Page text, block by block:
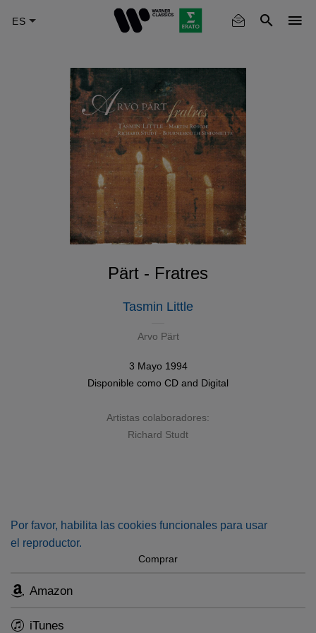
Pärt - Fratres
Tasmin Little
Arvo Pärt
3 Mayo 1994
Disponible como CD and Digital
Artistas colaboradores:
Richard Studt
Por favor, habilita las cookies funcionales para usar
el reproductor.
Comprar
Amazon
iTunes